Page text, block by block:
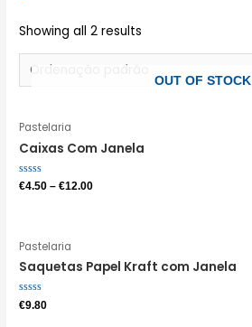
Showing all 2 results
OUT OF STOCK
Pastelaria
Caixas Com Janela
Avaliação
€4.50 –€12.00
Pastelaria
Saquetas Papel Kraft com Janela
Avaliação
0
€9.80